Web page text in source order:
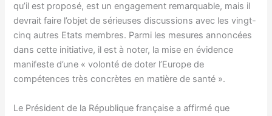
qu’il est proposé, est un engagement remarquable, mais il
devrait faire l’objet de sérieuses discussions avec les vingt-
cinq autres Etats membres. Parmi les mesures annoncées
dans cette initiative, il est à noter, la mise en évidence
manifeste d’une « volonté de doter l’Europe de
compétences très concrètes en matière de santé ».
Le Président de la République française a affirmé que